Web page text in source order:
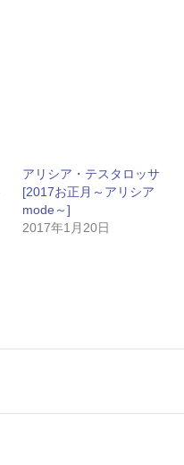
アリシア・テスタロッサ
[2017お正月～アリシア
mode～]
2017年1月20日